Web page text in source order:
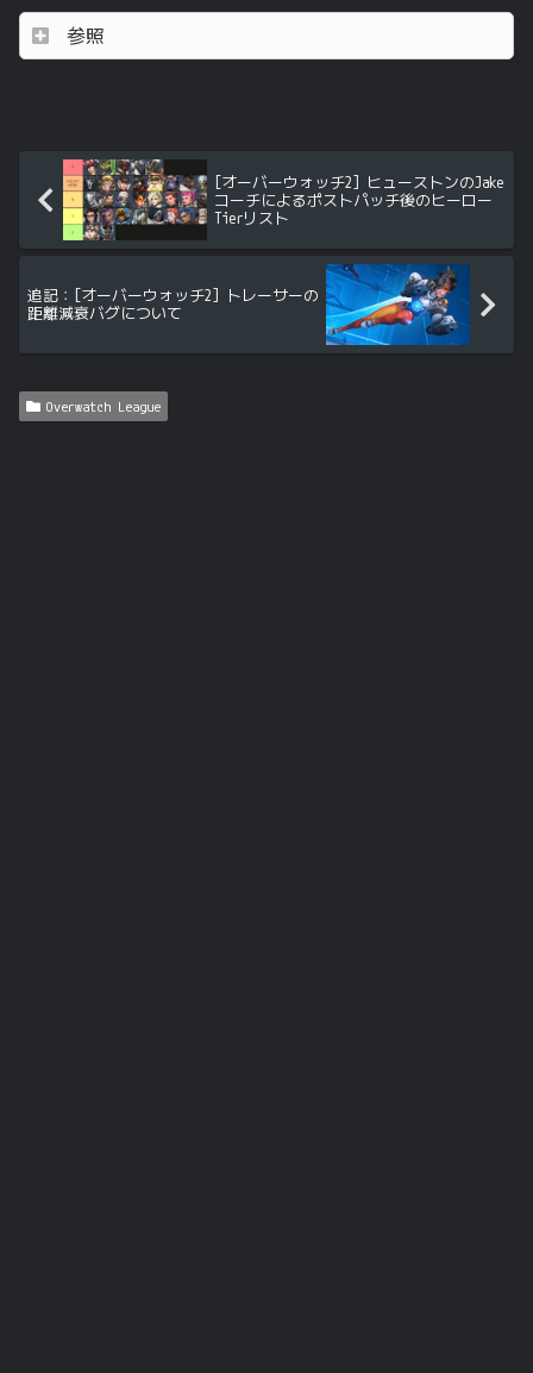
参照
[オーバーウォッチ2] ヒューストンのJake
コーチによるポストパッチ後のヒーロー
Tierリスト
追記：[オーバーウォッチ2] トレーサーの
距離減衰バグについて
Overwatch League